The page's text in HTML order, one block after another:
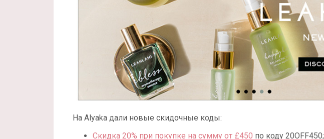
На Alyaka дали новые скидочные коды:
Скидка 20% при покупке на сумму от £450 по коду 20OFF450;